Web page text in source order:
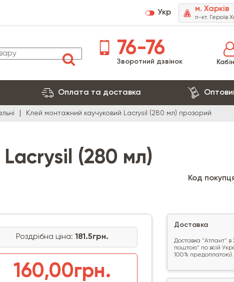
Укр м. Харків
п-кт. Героїв
76-76
Зворотний дзвінок
Оплата та доставка
Клей монтажний каучуковий Lacrysil (280 мл) прозорий
(280 мл)
Роздрібна ціна: 181.5грн.
160,00грн.
Код
Доставка
Доставка "Атлант"
поштою" по всій
100% предоплатою).